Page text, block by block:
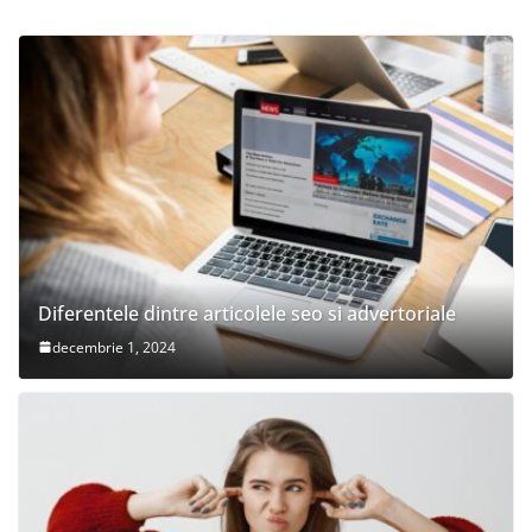
Diferentele dintre articolele seo si advertoriale
decembrie 1, 2024